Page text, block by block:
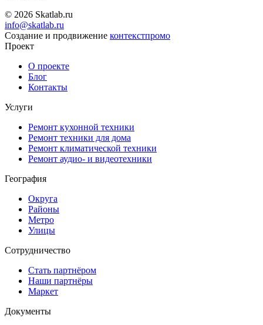
© 2026 Skatlab.ru
info@skatlab.ru
Создание и продвижение контекстпромо
Проект
О проекте
Блог
Контакты
Услуги
Ремонт кухонной техники
Ремонт техники для дома
Ремонт климатической техники
Ремонт аудио- и видеотехники
География
Округа
Районы
Метро
Улицы
Сотрудничество
Стать партнёром
Наши партнёры
Маркет
Документы